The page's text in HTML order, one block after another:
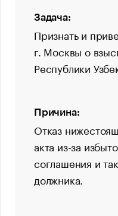
Задача:
Признать и
г. Москвы о
Республики
Причина:
Отказ
акта из-за
соглашения и
должника.